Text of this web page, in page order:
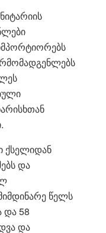
ქსელიდან
და
წელს
და 58
და